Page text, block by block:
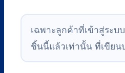
เฉพาะลูกค้าที่เข้าสู่ระบ
ชิ้นนี้แล้วเท่านั้น ที่เขียน